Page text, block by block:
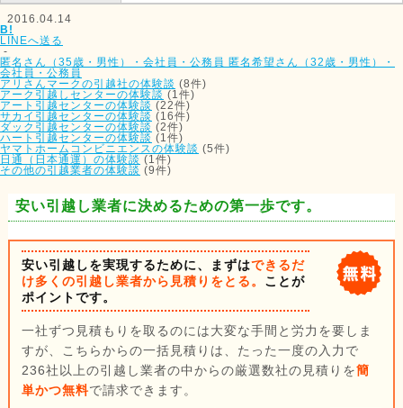
2016.04.14
B!
LINEへ送る
-
匿名さん（35歳・男性）・会社員・公務員 匿名希望さん（32歳・男性）・
会社員・公務員
アリさんマークの引越社の体験談 (8件)
アーク引越しセンターの体験談 (1件)
アート引越センターの体験談 (22件)
サカイ引越センターの体験談 (16件)
ダック引越センターの体験談 (2件)
ハート引越センターの体験談 (1件)
ヤマトホームコンビニエンスの体験談 (5件)
日通（日本通運）の体験談 (1件)
その他の引越業者の体験談 (9件)
安い引越し業者に決めるための第一歩です。
安い引越しを実現するために、まずはできるだ
け多くの引越し業者から見積りをとる。 ことが
ポイントです。
一社ずつ見積もりを取るのには大変な手間と労力を要しま
すが、こちらからの一括見積りは、たった一度の入力で
236社以上の引越し業者の中からの厳選数社の見積りを簡
単かつ無料で請求できます。